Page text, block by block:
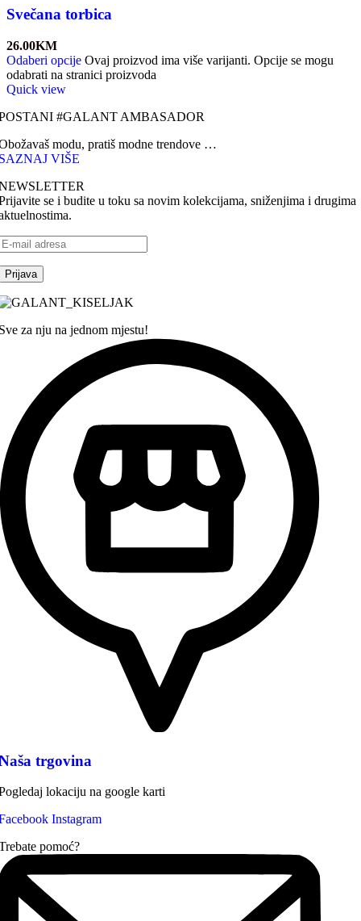
Svečana torbica
26.00KM
Odaberi opcije Ovaj proizvod ima više varijanti. Opcije se mogu
odabrati na stranici proizvoda
Quick view
#GALANT AMBASADOR
modu, pratiš modne trendove …
VIŠE
se i budite u toku sa novim kolekcijama, sniženjima i drugima
za nju na jednom mjestu!
trgovina
lokaciju na google karti
Instagram
pomoć?